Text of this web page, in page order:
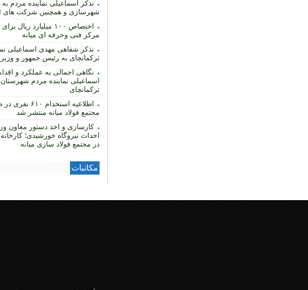
تذکر اسماعیلی نماینده مردم به
شهرسازی و همچنین شرکت های
اختصاص ۱۰۰ میلیارد
مرکز فنی وحرفه ای میانه
تذکر شفاهی مهدی اسماعیلی
ترکمانچای به رئیس جمهور و وزیر
نگاهی اجمالی به عملکرد و
اسماعیلی نماینده مردم شهرستان
ترکمانچای
اطلاعیه
مجتمع فولاد میانه منتشر شد
کارسازی و اخذ دستور معاون
احداث نیروگاه خورشیدی؛
در مجتمع فولاد سازی میانه
مکاتبات